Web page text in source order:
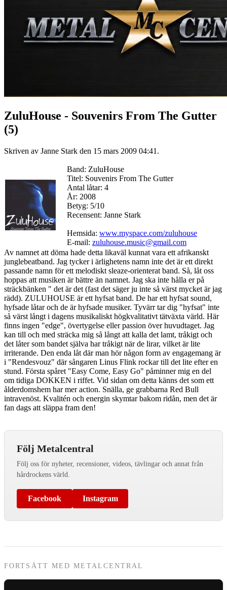
ZuluHouse - Souvenirs From The Gutter
(5)
Skriven av Janne Stark den 15 mars 2009 04:41 .
Band: ZuluHouse
Titel: Souvenirs From The Gutter
Antal låtar: 4
År: 2008
Betyg: 5/10
Recensent: Janne Stark
Hemsida: www.myspace.com/zuluhouse
E-mail: zuluhouse.music@gmail.com
Av namnet att döma hade detta likaväl kunnat vara ett afrikanskt
junglebeatband. Jag tycker i ärlighetens namn inte det är ett direkt
passande namn för ett melodiskt sleaze-orienterat band. Så, låt oss
hoppas att musiken är bättre än namnet. Jag ska inte hålla er på
sträckbänken " det är det (fast det säger ju inte så värst mycket är jag
rädd). ZULUHOUSE är ett hyfsat band. De har ett hyfsat sound,
hyfsade låtar och de är hyfsade musiker. Tyvärr tar dig "hyfsat" inte
så värst långt i dagens musikaliskt högkvalitativt tätväxta värld. Här
finns ingen "edge", övertygelse eller passion över huvudtaget. Jag
kan till och med sträcka mig så långt att kalla det lamt, tråkigt och
det låter som bandet själva har tråkigt när de lirar, vilket är lite
irriterande. Den enda låt där man hör någon form av engagemang är
i "Rendesvouz" där sångaren Linus Flink rockar till det lite efter en
stund. Första spåret "Easy Come, Easy Go" påminner mig en del
om tidiga DOKKEN i riffet. Vid sidan om detta känns det som ett
ålderdomshem har mer action. Snälla, ge grabbarna Red Bull
intravenöst. Kvalitén och energin skymtar bakom ridån, men det är
fan dags att släppa fram den!
Följ Metalcentral
Följ oss för nyheter, recensioner, videos, tävlingar och annat från
hårdrockens värld.
Facebook Instagram
FORTSÄTT MED METALCENTRAL